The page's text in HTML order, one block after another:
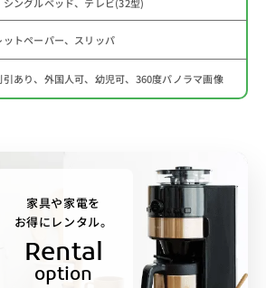
ットペーパー、スリッパ
引あり、外国人可、幼児可、360度パノラマ画像
家具や家電を
お得にレンタル。
Rental
option